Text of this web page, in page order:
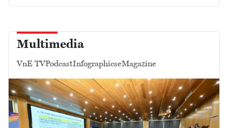
Multimedia
VnE TVPodcastInfographicseMagazine